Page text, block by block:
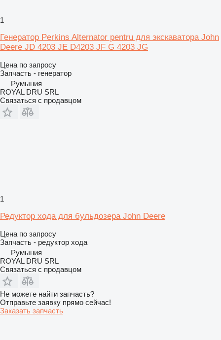
1
Генератор Perkins Alternator pentru для экскаватора John
Deere JD 4203 JE D4203 JF G 4203 JG
Цена по запросу
Запчасть - генератор
Румыния
ROYAL DRU SRL
Связаться с продавцом
1
Редуктор хода для бульдозера John Deere
Цена по запросу
Запчасть - редуктор хода
Румыния
ROYAL DRU SRL
Связаться с продавцом
Не можете найти запчасть?
Отправьте заявку прямо сейчас!
Заказать запчасть